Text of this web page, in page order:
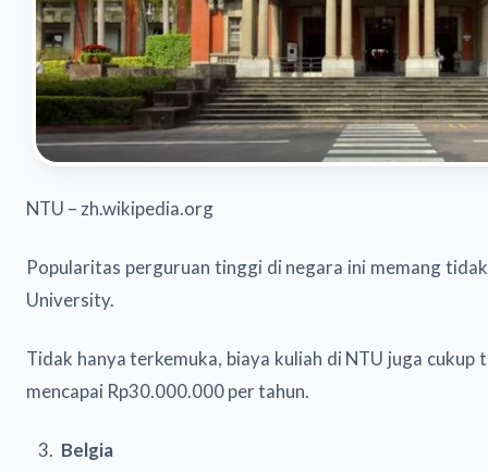
NTU – zh.wikipedia.org
Popularitas perguruan tinggi di negara ini memang
University.
Tidak hanya terkemuka, biaya kuliah di NTU juga
mencapai Rp30.000.000 per tahun.
Belgia